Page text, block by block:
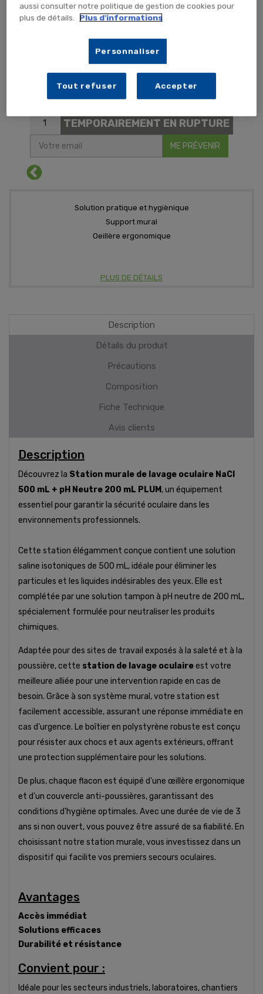
76,68 € TTC
PIECE (x1 unité)
TEMPORAIREMENT EN RUPTURE
ME PRÉVENIR
Solution pratique et hygiènique
Support mural
Oeillère ergonomique
PLUS DE DÉTAILS
Description
Détails du produit
Précautions
Composition
Fiche Technique
Avis clients
Description
Découvrez la Station murale de lavage oculaire NaCl
500 mL + pH Neutre 200 mL PLUM , un équipement
essentiel pour garantir la sécurité oculaire dans les
environnements professionnels.
Cette station élégamment conçue contient une solution
saline isotoniques de 500 mL, idéale pour éliminer les
particules et les liquides indésirables des yeux. Elle est
complétée par une solution tampon à pH neutre de 200 mL,
spécialement formulée pour neutraliser les produits
chimiques.
Adaptée pour des sites de travail exposés à la saleté et à la
poussière, cette station de lavage oculaireest votre
meilleure alliée pour une intervention rapide en cas de
besoin. Grâce à son système mural, votre station est
facilement accessible, assurant une réponse immédiate en
cas d'urgence. Le boîtier en polystyrène robuste est conçu
pour résister aux chocs et aux agents extérieurs, offrant
une protection supplémentaire pour les solutions.
De plus, chaque flacon est équipé d'une œillère ergonomique
et d'un couvercle anti-poussières, garantissant des
conditions d'hygiène optimales. Avec une durée de vie de 3
ans si non ouvert, vous pouvez être assuré de sa fiabilité. En
choisissant notre station murale, vous investissez dans un
dispositif qui facilite vos premiers secours oculaires.
Avantages
Accès immédiat
Solutions efficaces
Durabilité et résistance
Convient pour :
Idéale pour les secteurs industriels, laboratoires, chantiers
aussi consulter notre politique de gestion de cookies pour
plus de détails.
Plus d'informations
Personnaliser
Tout refuser Accepter